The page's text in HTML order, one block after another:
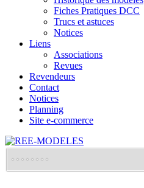
Fiches Pratiques DCC
Trucs et astuces
Notices
Liens
Associations
Revues
Revendeurs
Contact
Notices
Planning
Site e-commerce